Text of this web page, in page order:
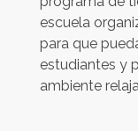
escuela
para que
estudiantes y
ambiente